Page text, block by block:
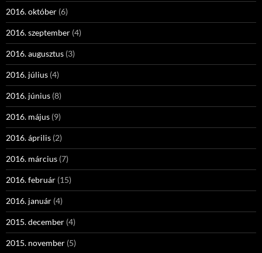
2016. október (6)
2016. szeptember (4)
2016. augusztus (3)
2016. július (4)
2016. június (8)
2016. május (9)
2016. április (2)
2016. március (7)
2016. február (15)
2016. január (4)
2015. december (4)
2015. november (5)